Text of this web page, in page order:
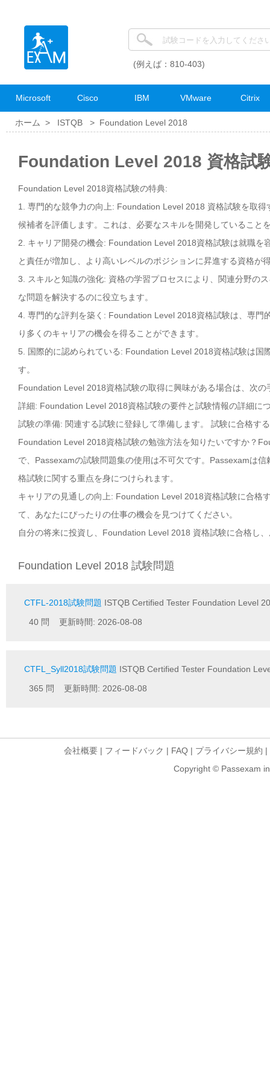
(例えば：810-403)
Microsoft Cisco IBM VMware Citrix
ホーム > ISTQB > Foundation Level 2018
Foundation Level 2018 資格試
Foundation Level 2018資格試験の特典:
1. 専門的な競争力の向上: Foundation Level 2018 資格試験を取
候補者を評価します。これは、必要なスキルを開発していること
2. キャリア開発の機会: Foundation Level 2018資格試験は就職
と責任が増加し、より高いレベルのポジションに昇進する資格が
3. スキルと知識の強化: 資格の学習プロセスにより、関連分野の
な問題を解決するのに役立ちます。
4. 専門的な評判を築く: Foundation Level 2018資格試験は、専
り多くのキャリアの機会を得ることができます。
5. 国際的に認められている: Foundation Level 2018資格試験は
す。
Foundation Level 2018資格試験の取得に興味がある場合は、次の
詳細: Foundation Level 2018資格試験の要件と試験情報の詳細に
試験の準備: 関連する試験に登録して準備します。 試験に合格す
Foundation Level 2018資格試験の勉強方法を知りたいですか？
で、Passexamの試験問題集の使用は不可欠です。Passexamは
格試験に関する重点を身につけられます。
キャリアの見通しの向上: Foundation Level 2018資格試験に合格
て、あなたにぴったりの仕事の機会を見つけてください。
自分の将来に投資し、Foundation Level 2018 資格試験に合格し
Foundation Level 2018 試験問題
CTFL-2018試験問題 ISTQB Certified Tester Foundation Level
40 問 更新時間: 2026-08-08
CTFL_Syll2018試験問題 ISTQB Certified Tester Foundation
365 問 更新時間: 2026-08-08
会社概要 | フィードバック | FAQ | プライバシー規約 |
Copyright © Passexam